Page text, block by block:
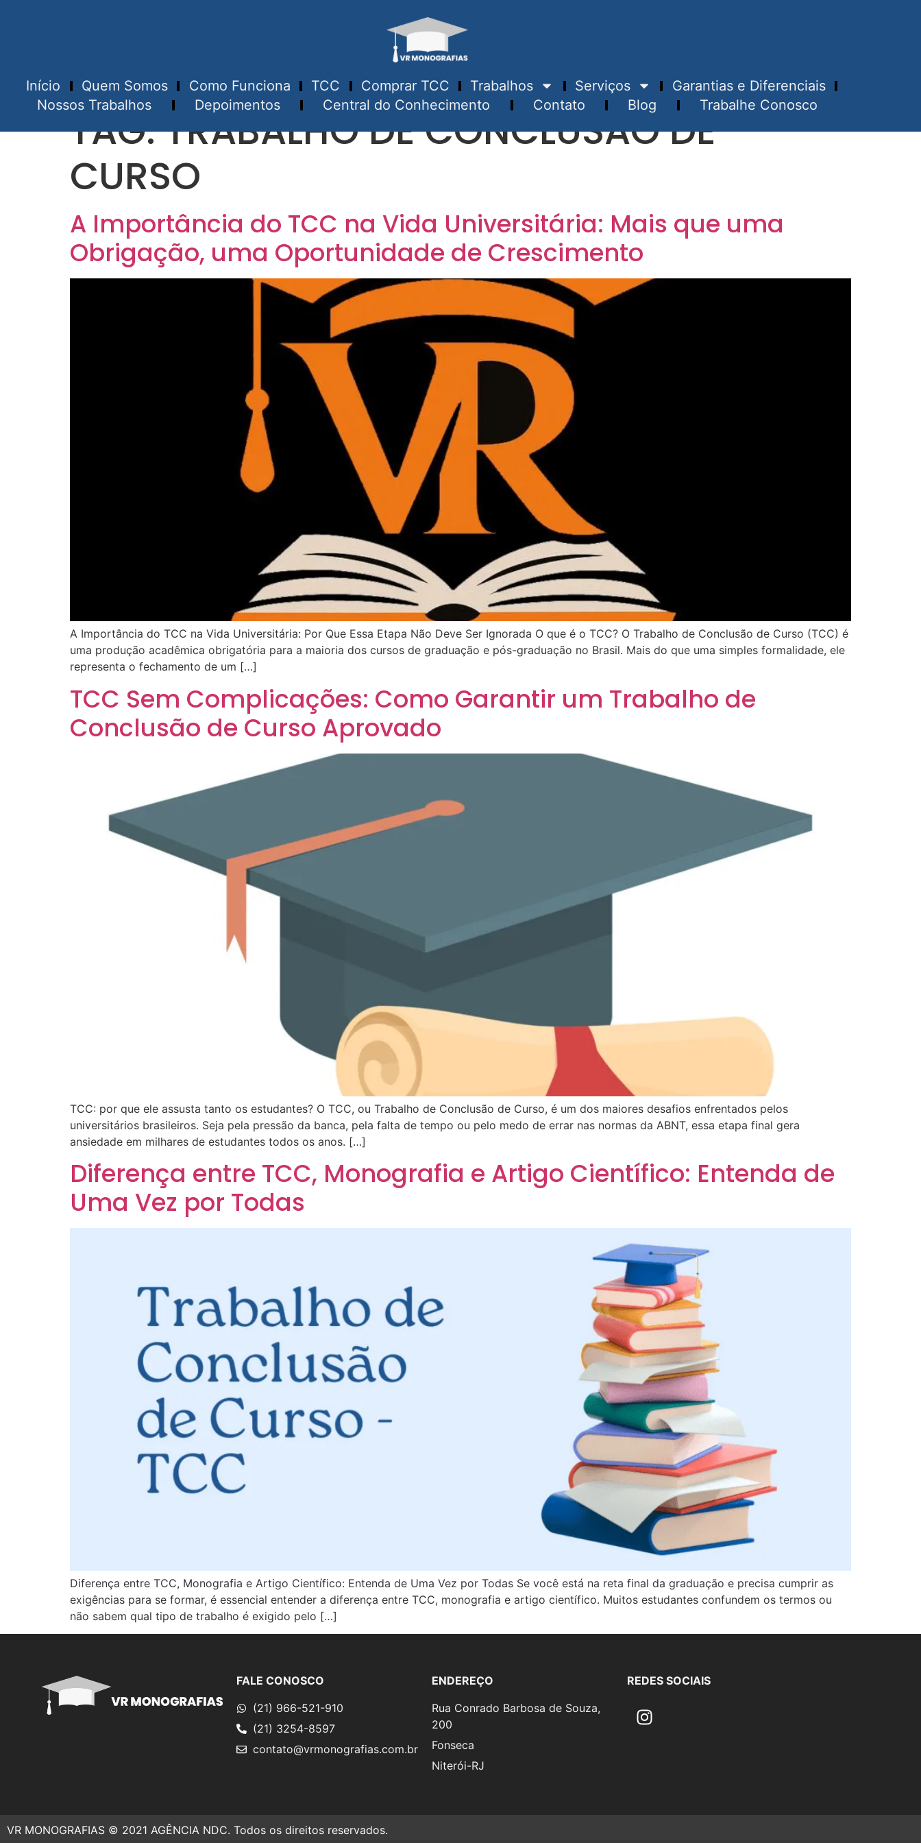
Início Quem Somos Como Funciona TCC Comprar TCC Trabalhos Serviços
Garantias e Diferenciais
Nossos Trabalhos
Depoimentos Central do Conhecimento Contato Blog Trabalhe Conosco
TAG:TRABALHO DE CONCLUSÃO DE
CURSO
A Importância do TCC na Vida Universitária: Mais que uma
Obrigação, uma Oportunidade de Crescimento
A Importância do TCC na Vida Universitária: Por Que Essa Etapa Não Deve Ser Ignorada O que é o TCC? O Trabalho de Conclusão de Curso (TCC) é
uma produção acadêmica obrigatória para a maioria dos cursos de graduação e pós-graduação no Brasil. Mais do que uma simples formalidade, ele
representa o fechamento de um […]
TCC Sem Complicações: Como Garantir um Trabalho de
Conclusão de Curso Aprovado
TCC: por que ele assusta tanto os estudantes? O TCC, ou Trabalho de Conclusão de Curso, é um dos maiores desafios enfrentados pelos
universitários brasileiros. Seja pela pressão da banca, pela falta de tempo ou pelo medo de errar nas normas da ABNT, essa etapa final gera
ansiedade em milhares de estudantes todos os anos. […]
Diferença entre TCC, Monografia e Artigo Científico: Entenda de
Uma Vez por Todas
Diferença entre TCC, Monografia e Artigo Científico: Entenda de Uma Vez por Todas Se você está na reta final da graduação e precisa cumprir as
exigências para se formar, é essencial entender a diferença entre TCC, monografia e artigo científico. Muitos estudantes confundem os termos ou
não sabem qual tipo de trabalho é exigido pelo […]
FALE CONOSCO
(21) 966-521-910
(21) 3254-8597
contato@vrmonografias.com.br
ENDEREÇO
Rua Conrado Barbosa de Souza,
200
Fonseca
Niterói-RJ
REDES SOCIAIS
VR MONOGRAFIAS © 2021 AGÊNCIA NDC. Todos os direitos reservados.